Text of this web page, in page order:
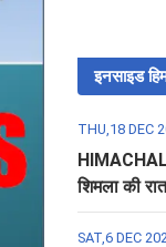
इनसाइड
THU,18 DEC
HIMACHAL
शिमला की
अलर्ट
SAT,6 DEC